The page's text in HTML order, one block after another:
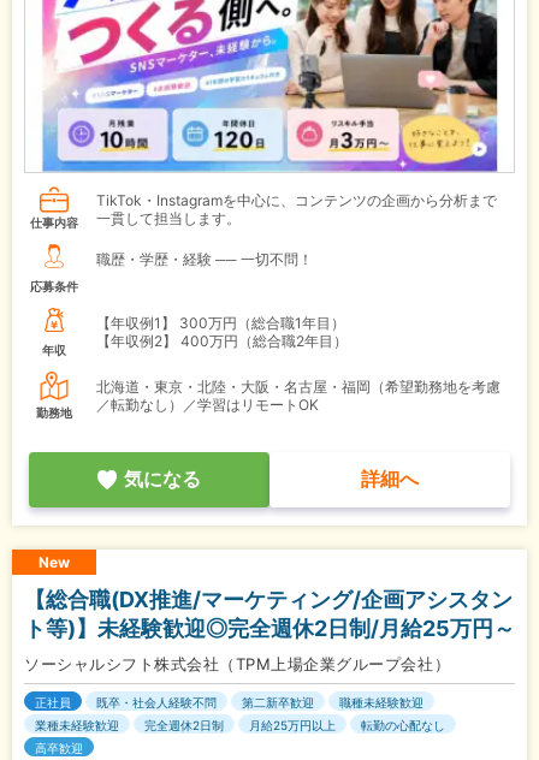
仕事内容
TikTok・Instagramを中心に、コンテンツの企画から分析まで
一貫して担当します。
応募条件
職歴・学歴・経験 ── 一切不問！
年収
【年収例1】
300万円（総合職1年目）
【年収例2】
400万円（総合職2年目）
勤務地
北海道・東京・北陸・大阪・名古屋・福岡（希望勤務地を考慮
／転勤なし）／学習はリモートOK
気になる 詳細へ
New
【総合職(DX推進/マーケティング/企画アシスタン
ト等)】未経験歓迎◎完全週休2日制/月給25万円～
ソーシャルシフト株式会社（TPM上場企業グループ会社）
正社員 既卒・社会人経験不問 第二新卒歓迎
職種未経験歓迎
業種未経験歓迎
完全週休2日制 月給25万円以上
転勤の心配なし
高卒歓迎